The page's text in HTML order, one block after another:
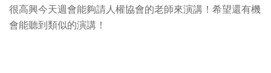
很高興今天週會能夠請人權協會的老師來演講！希望還有機
會能聽到類似的演講！